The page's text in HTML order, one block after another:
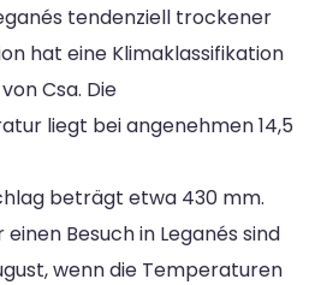
tendenziell trockener
hat eine Klimaklassifikation
Csa. Die
liegt bei angenehmen 14,5
beträgt etwa 430 mm.
Besuch in Leganés sind
wenn die Temperaturen